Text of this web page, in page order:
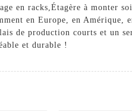
en racks Étagère à monter
en Europe, en
de production courts et un
et durable !